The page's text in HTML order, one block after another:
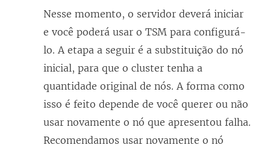
Nesse momento, o servidor deverá iniciar
e você poderá usar o TSM para configurá-
lo. A etapa a seguir é a substituição do nó
inicial, para que o cluster tenha a
quantidade original de nós. A forma como
isso é feito depende de você querer ou não
usar novamente o nó que apresentou falha.
Recomendamos usar novamente o nó